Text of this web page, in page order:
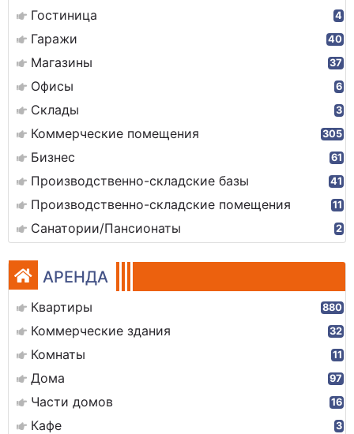
Гостиница 4
Гаражи 40
Магазины 37
Офисы 6
Склады 3
Коммерческие помещения 305
Бизнес 61
Производственно-складские базы 41
Производственно-складские помещения 11
Санатории/Пансионаты 2
АРЕНДА
Квартиры 880
Коммерческие здания 32
Комнаты 11
Дома 97
Части домов 16
Кафе 3